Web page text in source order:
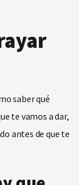
saber qué
te vamos a dar,
antes de que te